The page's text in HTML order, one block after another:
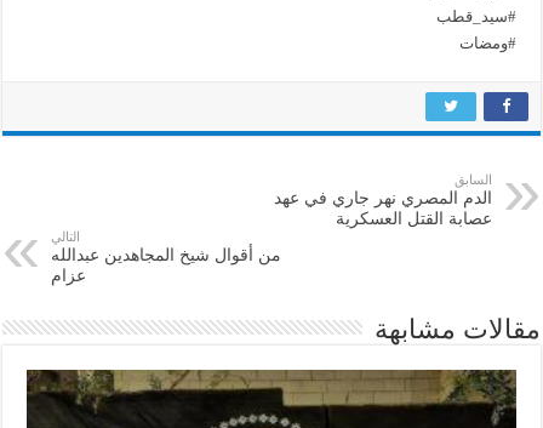
#سيد_قطب
#ومضات
السابق
الدم المصري نهر جاري في عهد
عصابة القتل العسكرية
التالي
من أقوال شيخ المجاهدين عبدالله
عزام
مقالات مشابهة